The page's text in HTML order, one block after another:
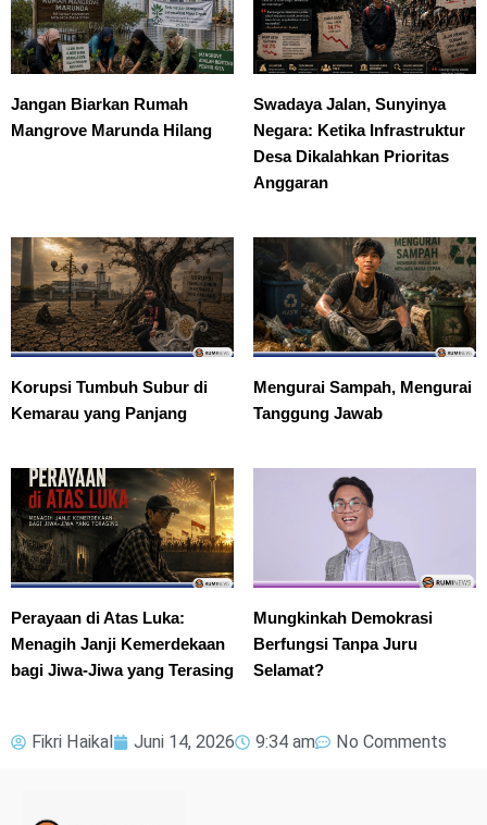
Jangan Biarkan Rumah
Mangrove Marunda Hilang
Swadaya Jalan, Sunyinya
Negara: Ketika Infrastruktur
Desa Dikalahkan Prioritas
Anggaran
Korupsi Tumbuh Subur di
Kemarau yang Panjang
Mengurai Sampah, Mengurai
Tanggung Jawab
Perayaan di Atas Luka:
Menagih Janji Kemerdekaan
bagi Jiwa-Jiwa yang Terasing
Mungkinkah Demokrasi
Berfungsi Tanpa Juru
Selamat?
Fikri Haikal Juni 14, 2026 9:34 am No Comments